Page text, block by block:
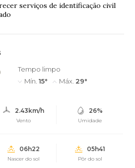
serviços de identificação civil
Tempo limpo
Mín. 15° Máx. 29°
2.43km/h
Vento
26%
Umidade
06h22
Nascer do sol
05h41
Pôr do sol